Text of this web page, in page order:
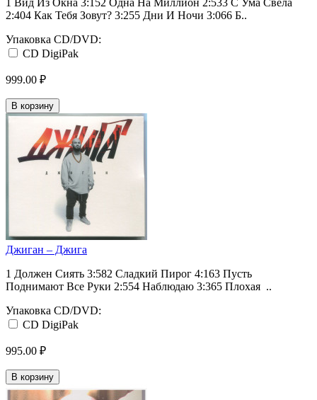
1 Вид Из Окна 3:152 Одна На Миллион 2:533 С Ума Свела
2:404 Как Тебя Зовут? 3:255 Дни И Ночи 3:066 Б..
Упаковка CD/DVD:
CD DigiPak
999.00 ₽
В корзину
Джиган ‎– Джига
1 Должен Сиять 3:582 Сладкий Пирог 4:163 Пусть
Поднимают Все Руки 2:554 Наблюдаю 3:365 Плохая ..
Упаковка CD/DVD:
CD DigiPak
995.00 ₽
В корзину